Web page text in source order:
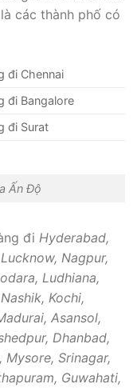
các thành phố có
đi Chennai
đi Bangalore
đi Surat
Ấn Độ
đi Hyderabad,
Nagpur,
Ludhiana,
Kochi,
Asansol,
Dhanbad,
Srinagar,
Guwahati,